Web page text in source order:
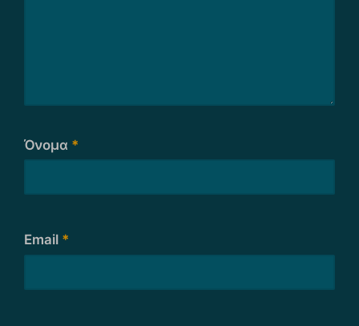
Όνομα *
Email *